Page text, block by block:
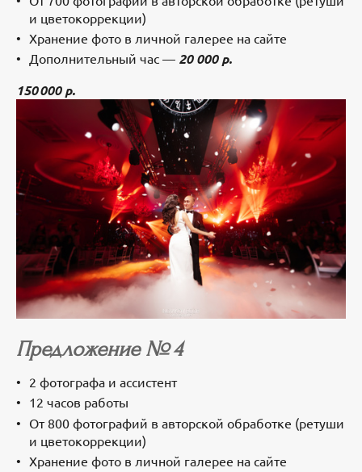
и цветокоррекции)
Хранение фото в личной галерее на сайте
Дополнительный час — 20 000 р.
150 000 р.
Предложение № 4
2 фотографа и ассистент
12 часов работы
От 800 фотографий в авторской обработке (ретуши
и цветокоррекции)
Хранение фото в личной галерее на сайте